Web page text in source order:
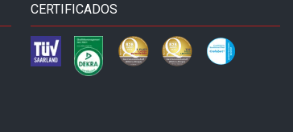
CERTIFICADOS